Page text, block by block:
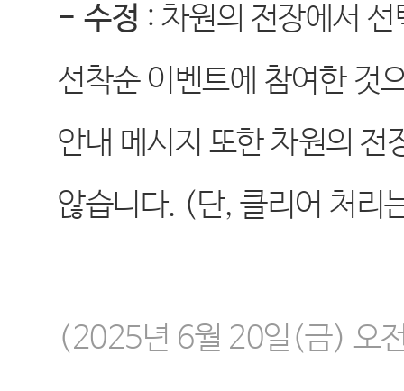
-수정 : 차원의 전장에서
선착순 이벤트에 참여한 것
안내 메시지 또한 차원의 전
않습니다. (단, 클리어 처리
(2025년 6월 20일(금) 오